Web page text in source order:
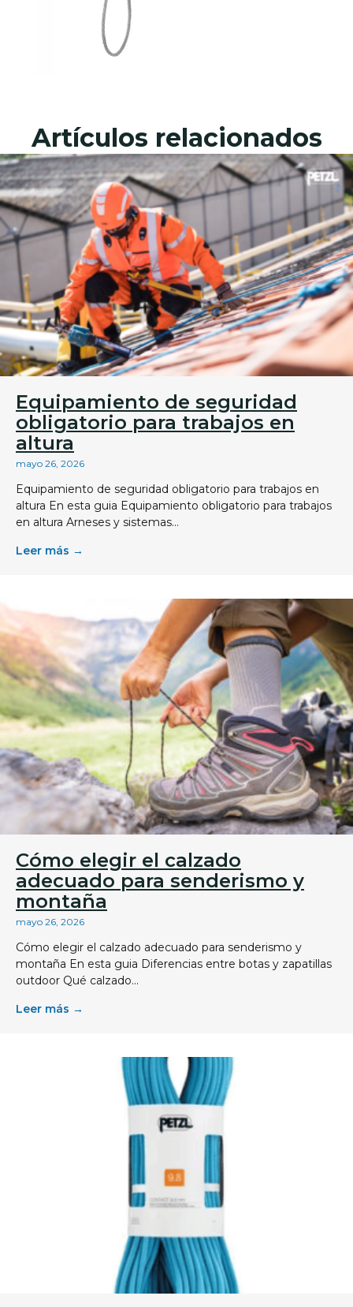
Artículos relacionados
Equipamiento de seguridad
obligatorio para trabajos en
altura
mayo 26, 2026
Equipamiento de seguridad obligatorio para trabajos en
altura En esta guia Equipamiento obligatorio para trabajos
en altura Arneses y sistemas...
Leer más →
Cómo elegir el calzado
adecuado para senderismo y
montaña
mayo 26, 2026
Cómo elegir el calzado adecuado para senderismo y
montaña En esta guia Diferencias entre botas y zapatillas
outdoor Qué calzado...
Leer más →